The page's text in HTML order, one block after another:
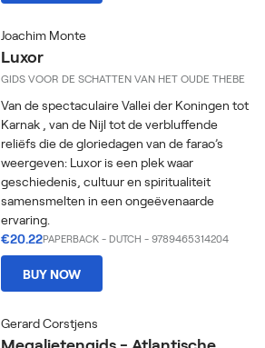
Joachim Monte
Luxor
GIDS VOOR DE SCHATTEN VAN HET OUDE THEBE
Van de spectaculaire Vallei der Koningen tot
Karnak , van de Nijl tot de verbluffende
reliëfs die de gloriedagen van de farao’s
weergeven: Luxor is een plek waar
geschiedenis, cultuur en spiritualiteit
samensmelten in een ongeëvenaarde
ervaring.
€20.22PAPERBACK - DUTCH - 9789465314204
BUY NOW
Gerard Corstjens